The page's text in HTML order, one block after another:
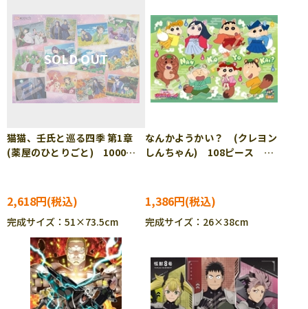
猫猫、壬氏と巡る四季 第1章
(薬屋のひとりごと) 1000ピ
2,618円
完成サイズ：51×73.5cm
なんかようかい？ (クレヨン
しんちゃん) 108ピース ジ
1,386円
完成サイズ：26×38cm